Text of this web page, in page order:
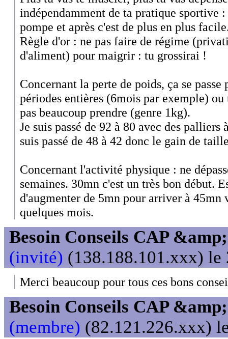
indépendamment de ta pratique sportive
pompe et après c'est de plus en plus
Règle d'or : ne pas faire de régime
d'aliment) pour maigrir : tu grossirai !
Concernant la perte de poids, ça se
périodes entières (6mois par exemple) ou
pas beaucoup prendre (genre 1kg).
Je suis passé de 92 à 80 avec des
suis passé de 48 à 42 donc le gain de
Concernant l'activité physique : ne
semaines. 30mn c'est un très bon début.
d'augmenter de 5mn pour arriver à 45mn
quelques mois.
Besoin Conseils CAP
(invité) (138.188.101.xxx) le
Merci beaucoup pour tous ces bons
Besoin Conseils CAP
(membre) (82.121.226.xxx)